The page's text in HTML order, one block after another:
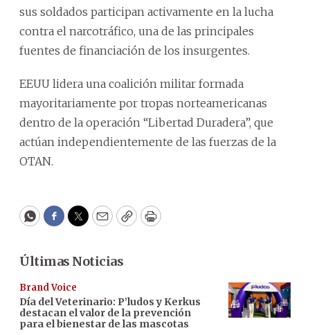
sus soldados participan activamente en la lucha
contra el narcotráfico, una de las principales
fuentes de financiación de los insurgentes.
EEUU lidera una coalición militar formada
mayoritariamente por tropas norteamericanas
dentro de la operación “Libertad Duradera”, que
actúan independientemente de las fuerzas de la
OTAN.
WhatsApp
Facebook
Twitter
EmailCopyPrint
Últimas Noticias
Brand Voice
Día del Veterinario: P’ludos y Kerkus
destacan el valor de la prevención
para el bienestar de las mascotas